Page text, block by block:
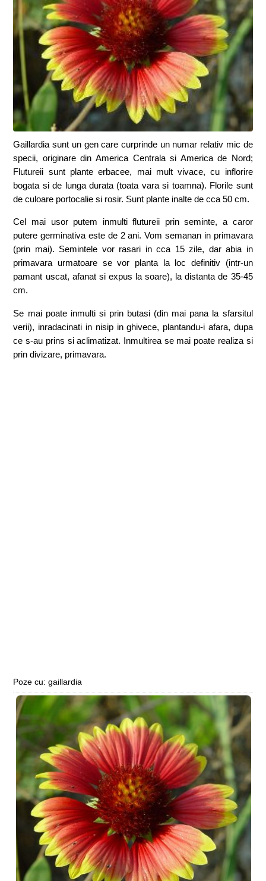
Gaillardia sunt un gen care curprinde un numar relativ mic de
specii, originare din America Centrala si America de Nord;
Flutureii sunt plante erbacee, mai mult vivace, cu inflorire
bogata si de lunga durata (toata vara si toamna). Florile sunt
de culoare portocalie si rosir. Sunt plante inalte de cca 50 cm.
Cel mai usor putem inmulti flutureii prin seminte, a caror
putere germinativa este de 2 ani. Vom semanan in primavara
(prin mai). Semintele vor rasari in cca 15 zile, dar abia in
primavara urmatoare se vor planta la loc definitiv (intr-un
pamant uscat, afanat si expus la soare), la distanta de 35-45
cm.
Se mai poate inmulti si prin butasi (din mai pana la sfarsitul
verii), inradacinati in nisip in ghivece, plantandu-i afara, dupa
ce s-au prins si aclimatizat. Inmultirea se mai poate realiza si
prin divizare, primavara.
Poze cu: gaillardia